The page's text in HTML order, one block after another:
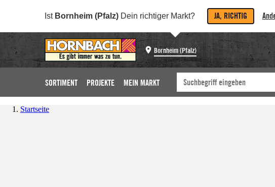
Ist Bornheim (Pfalz) Dein richtiger Markt? JA, RICHTIG
Bornheim (Pfalz)
SORTIMENT PROJEKTE MEIN MARKT
Startseite